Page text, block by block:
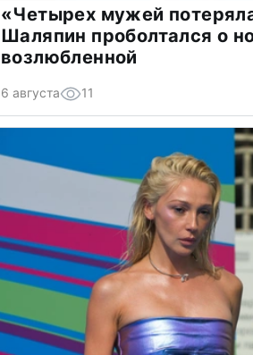
«Четырех мужей
Шаляпин проболтался о
возлюбленной
6 августа 11